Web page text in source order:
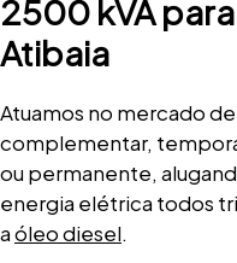
2500 kVA
Atibaia
Atuamos no mercado
complementar,
ou permanente,
energia elétrica todos
aóleo diesel.